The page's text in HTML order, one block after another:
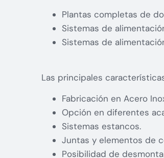
Plantas completas de
Sistemas de
Sistemas de
Las principales
Fabricación en Acero
Opción en diferentes
Sistemas estancos.
Juntas y elementos de
Posibilidad de